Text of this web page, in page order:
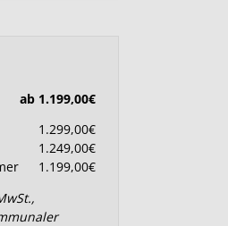
ab 1.199,00€
1.299,00€
1.249,00€
1.199,00€